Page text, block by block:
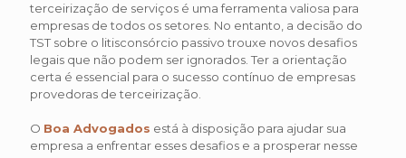
terceirização de serviços é uma ferramenta valiosa para
empresas de todos os setores. No entanto, a decisão do
TST sobre o litisconsórcio passivo trouxe novos desafios
legais que não podem ser ignorados. Ter a orientação
certa é essencial para o sucesso contínuo de empresas
provedoras de terceirização.
O Boa Advogados está à disposição para ajudar sua
empresa a enfrentar esses desafios e a prosperar nesse